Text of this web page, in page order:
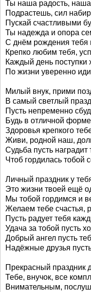
Ты наша радость, наша
Подрастешь, сил
Пускай счастливыми
Ты надежда и опора
С днём рождения тебя
Крепко любим тебя,
Каждый день
По жизни уверенно
Милый внук, прими
В самый светлый
Пусть непременно
Будь в отличной форме
Здоровья крепкого
Живи, родной наш,
Судьба пусть наградит
Чтоб гордилась тобой
Личный праздник у
Это жизни твоей ещё
Мы тобой гордимся и
Желаем тебе счастья,
Пусть радует тебя
Удача за тобой пусть
Добрый ангел пусть
Надёжные друзья
Прекрасный праздник
Тебе, внучок, все
Внимательным,